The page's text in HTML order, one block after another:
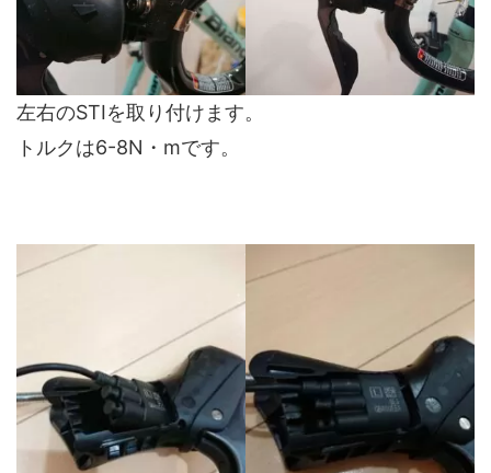
左右のSTIを取り付けます。
トルクは6-8N・mです。